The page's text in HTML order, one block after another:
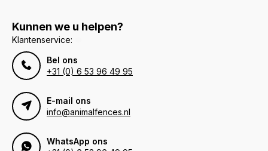
Kunnen we u helpen?
Klantenservice:
Bel ons
+31 (0) 6 53 96 49 95
E-mail ons
info@animalfences.nl
WhatsApp ons